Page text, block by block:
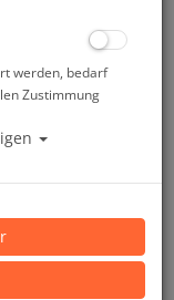
werden, bedarf
Zustimmung